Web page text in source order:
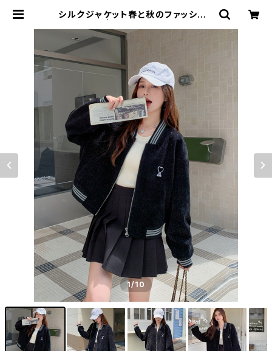
シルクジャケット春と秋のファッション
い！全品送料無料です♪
1/10